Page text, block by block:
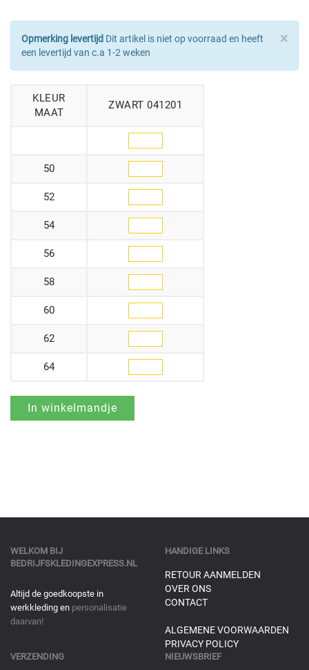
×
Opmerking levertijd Dit artikel is niet op voorraad en heeft
een levertijd van c.a 1-2 weken
KLEUR
MAAT
ZWART 041201
50
52
54
56
58
60
62
64
WELKOM BIJ
BEDRIJFSKLEDINGEXPRESS.NL
Altijd de goedkoopste in
werkkleding en personalisatie
daarvan!
HANDIGE LINKS
RETOUR AANMELDEN
OVER ONS
CONTACT
ALGEMENE VOORWAARDEN
PRIVACY POLICY
VERZENDING NIEUWSBRIEF